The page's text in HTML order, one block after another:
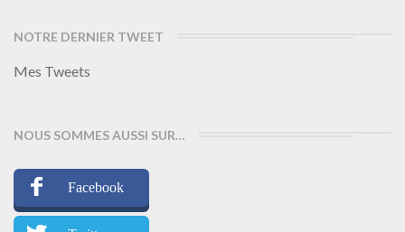
NOTRE DERNIER TWEET
Mes Tweets
NOUS SOMMES AUSSI SUR…
Facebook